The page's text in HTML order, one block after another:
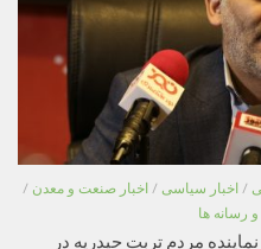
/ اخبار سیاسی / اخبار صنعت و معدن /
رسانه ها
مردم تربت حیدریه در